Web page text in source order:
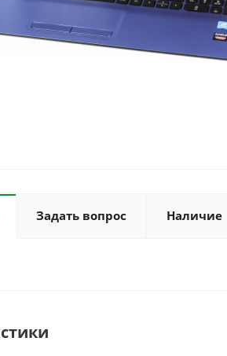
Задать вопрос Наличие